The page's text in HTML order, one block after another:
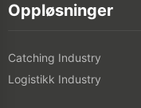
Oppløsninger
Catching Industry
Logistikk Industry